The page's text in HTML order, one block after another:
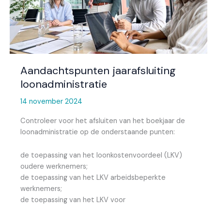
Aandachtspunten jaarafsluiting
loonadministratie
14 november 2024
Controleer voor het afsluiten van het boekjaar de
loonadministratie op de onderstaande punten:
de toepassing van het loonkostenvoordeel (LKV)
oudere werknemers;
de toepassing van het LKV arbeidsbeperkte
werknemers;
de toepassing van het LKV voor